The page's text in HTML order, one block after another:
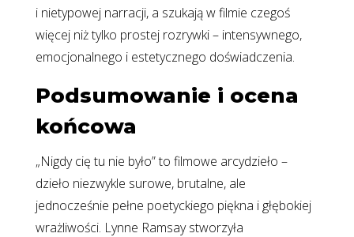
i nietypowej narracji, a szukają w filmie czegoś
więcej niż tylko prostej rozrywki – intensywnego,
emocjonalnego i estetycznego doświadczenia.
Podsumowanie i ocena
końcowa
„Nigdy cię tu nie było” to filmowe arcydzieło –
dzieło niezwykle surowe, brutalne, ale
jednocześnie pełne poetyckiego piękna i głębokiej
wrażliwości. Lynne Ramsay stworzyła